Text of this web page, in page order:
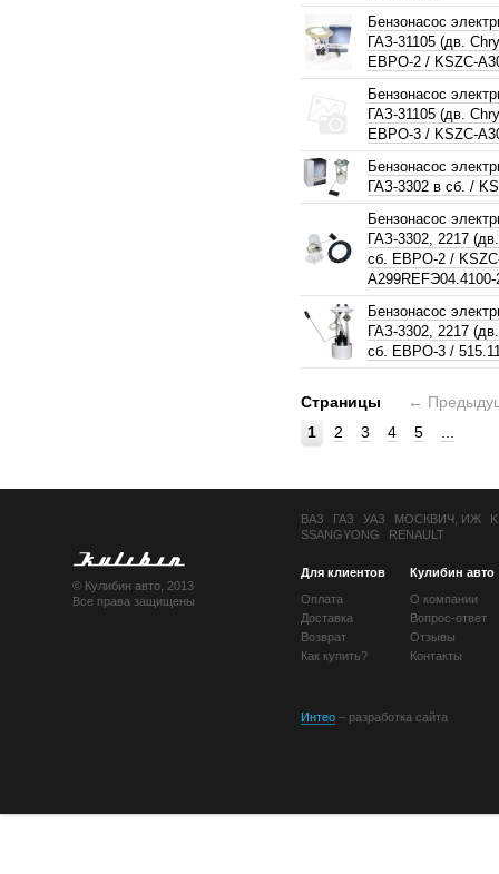
Бензонасос
ГАЗ-31105 (дв.
ЕВРО-2 / KSZC-
Бензонасос
ГАЗ-31105 (дв.
ЕВРО-3 / KSZC-
Бензонасос
ГАЗ-3302 в сб. /
Бензонасос
ГАЗ-3302, 2217
сб. ЕВРО-2 /
A299REFЭ04.4100-
Бензонасос
ГАЗ-3302, 2217
сб. ЕВРО-3 /
Страницы ←
1
2 3 4 5
ВАЗ ГАЗ УАЗ МОСКВИЧ, ИЖ
SSANGYONG
RENAULT
Для клиентов
Кулибин авто
Оплата
Доставка
Возврат
Как купить?
О компании
Вопрос-ответ
Отзывы
Контакты
Интео – разработка сайта
© Кулибин авто, 2013
Все права защищены